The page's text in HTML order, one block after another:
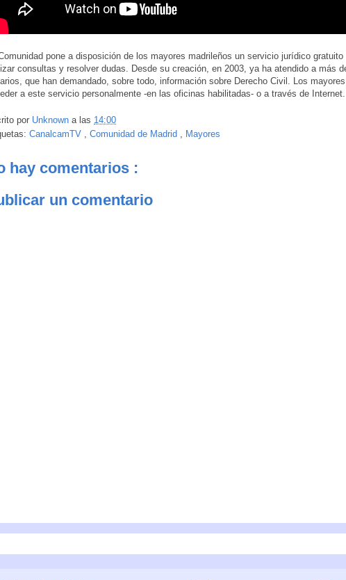
Comunidad pone a disposición de los mayores madrileños un servicio jurídico gratuito
consultas y resolver dudas. Desde su creación, en 2003, ya ha atendido a más
que han demandado, sobre todo, información sobre Derecho Civil. Los
a este servicio personalmente -en las oficinas habilitadas- o a través de Internet.
por Unknown a las 14:00
CanalcamTV , Comunidad de Madrid , Mayores
hay comentarios :
un comentario